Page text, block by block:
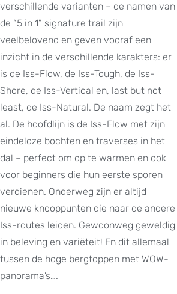
verschillende varianten – de namen van
de “5 in 1” signature trail zijn
veelbelovend en geven vooraf een
inzicht in de verschillende karakters: er
is de Iss-Flow, de Iss-Tough, de Iss-
Shore, de Iss-Vertical en, last but not
least, de Iss-Natural. De naam zegt het
al. De hoofdlijn is de Iss-Flow met zijn
eindeloze bochten en traverses in het
dal – perfect om op te warmen en ook
voor beginners die hun eerste sporen
verdienen. Onderweg zijn er altijd
nieuwe knooppunten die naar de andere
Iss-routes leiden. Gewoonweg geweldig
in beleving en variëteit! En dit allemaal
tussen de hoge bergtoppen met WOW-
panorama’s….